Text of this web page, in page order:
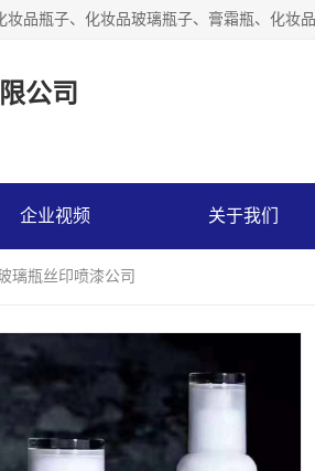
公司
企业视频 关于我们
璃瓶丝印喷漆公司